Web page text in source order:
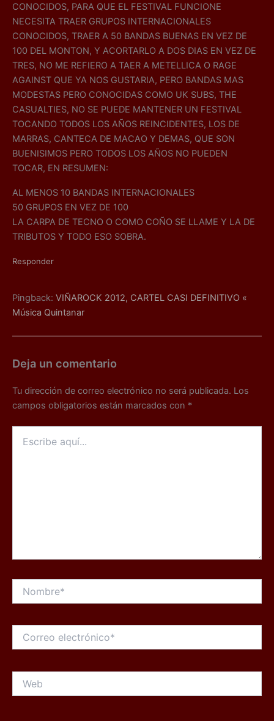
CONOCIDOS, PARA QUE EL FESTIVAL FUNCIONE
NECESITA TRAER GRUPOS INTERNACIONALES
CONOCIDOS, TRAER A 50 BANDAS BUENAS EN VEZ DE
100 DEL MONTON, Y ACORTARLO A DOS DIAS EN VEZ DE
TRES, NO ME REFIERO A TAER A METELLICA O RAGE
AGAINST QUE YA NOS GUSTARIA, PERO BANDAS MAS
MODESTAS PERO CONOCIDAS COMO UK SUBS, THE
CASUALTIES, NO SE PUEDE MANTENER UN FESTIVAL
TOCANDO TODOS LOS AÑOS REINCIDENTES, LOS DE
MARRAS, CANTECA DE MACAO Y DEMAS, QUE SON
BUENISIMOS PERO TODOS LOS AÑOS NO PUEDEN
TOCAR, EN RESUMEN:
AL MENOS 10 BANDAS INTERNACIONALES
50 GRUPOS EN VEZ DE 100
LA CARPA DE TECNO O COMO COÑO SE LLAME Y LA DE
TRIBUTOS Y TODO ESO SOBRA.
Responder
Pingback: VIÑAROCK 2012, CARTEL CASI DEFINITIVO «
Música Quintanar
Deja un comentario
Tu dirección de correo electrónico no será publicada. Los
campos obligatorios están marcados con *
aquí...
electrónico*